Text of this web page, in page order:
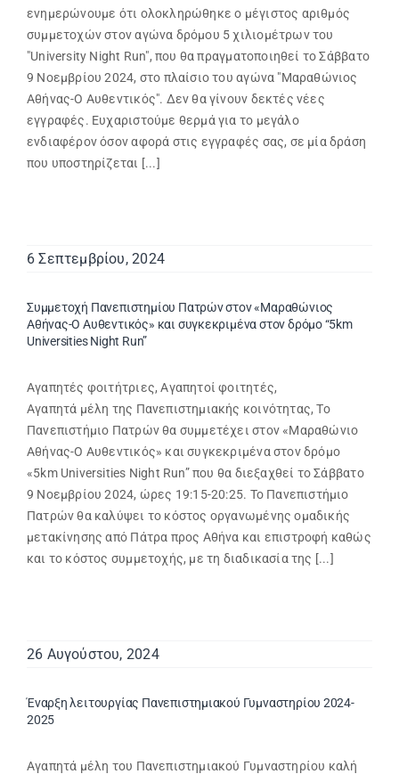
ενημερώνουμε ότι ολοκληρώθηκε ο μέγιστος αριθμός
συμμετοχών στον αγώνα δρόμου 5 χιλιομέτρων του
"University Night Run", που θα πραγματοποιηθεί το Σάββατο
9 Νοεμβρίου 2024, στο πλαίσιο του αγώνα "Μαραθώνιος
Αθήνας-Ο Αυθεντικός". Δεν θα γίνουν δεκτές νέες
εγγραφές. Ευχαριστούμε θερμά για το μεγάλο
ενδιαφέρον όσον αφορά στις εγγραφές σας, σε μία δράση
που υποστηρίζεται [...]
6 Σεπτεμβρίου, 2024
Συμμετοχή Πανεπιστημίου Πατρών στον «Μαραθώνιος
Αθήνας-Ο Αυθεντικός» και συγκεκριμένα στον δρόμο “5km
Universities Night Run”
Αγαπητές φοιτήτριες, Αγαπητοί φοιτητές,
Αγαπητά μέλη της Πανεπιστημιακής κοινότητας, Το
Πανεπιστήμιο Πατρών θα συμμετέχει στον «Μαραθώνιο
Αθήνας-Ο Αυθεντικός» και συγκεκριμένα στον δρόμο
«5km Universities Night Run” που θα διεξαχθεί το Σάββατο
9 Νοεμβρίου 2024, ώρες 19:15-20:25. Το Πανεπιστήμιο
Πατρών θα καλύψει το κόστος οργανωμένης ομαδικής
μετακίνησης από Πάτρα προς Αθήνα και επιστροφή καθώς
και το κόστος συμμετοχής, με τη διαδικασία της [...]
26 Αυγούστου, 2024
Έναρξη λειτουργίας Πανεπιστημιακού Γυμναστηρίου 2024-
2025
Αγαπητά μέλη του Πανεπιστημιακού Γυμναστηρίου καλή